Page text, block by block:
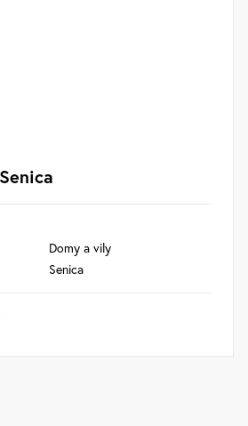
Domy a vily
Senica